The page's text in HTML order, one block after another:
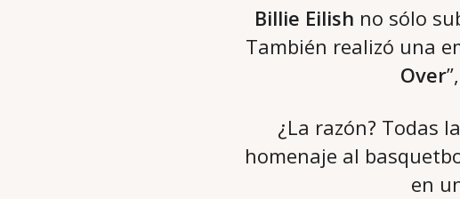
Billie Eilish no sólo
También realizó una
Over
¿La razón? Todas
homenaje al
en